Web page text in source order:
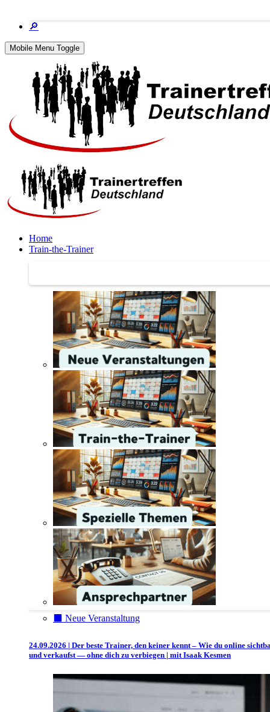
🔎
Mobile Menu Toggle
Home
Train-the-Trainer
⬛️ Neue Veranstaltung
24.09.2026 | Der beste Trainer, den keiner kennt – Wie du online
und verkaufst — ohne dich zu verbiegen | mit Isaak Kesmen